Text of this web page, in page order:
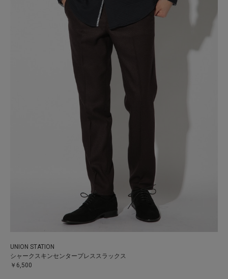
UNION STATION
シャークスキンセンタープレススラックス
￥6,500